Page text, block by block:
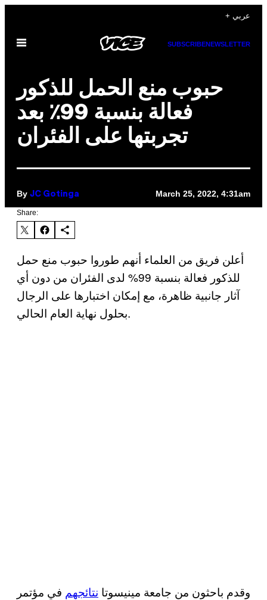
content
+ عربي
Open
SUBSCRIBENEWSLETTER
حبوب منع الحمل للذكور
فعالة بنسبة 99٪ بعد
تجربتها على الفئران
By JC Gotinga March 25, 2022, 4:31am
Share:
أعلن فريق من العلماء أنهم طوروا حبوب منع حمل
للذكور فعالة بنسبة 99% لدى الفئران من دون أي
آثار جانبية ظاهرة، مع إمكان اختبارها على الرجال
بحلول نهاية العام الحالي.
وقدم باحثون من جامعة مينيسوتا نتائجهم في مؤتمر